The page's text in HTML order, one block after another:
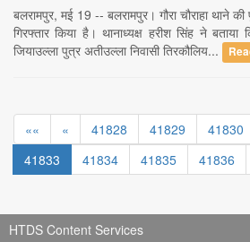
बलरामपुर, मई 19 -- बलरामपुर। गौरा चौराहा थाने
गिरफ्तार किया है। थानाध्यक्ष हरीश सिंह ने
जियाउल्ला पुत्र अतीउल्ला निवासी तिरकौलिय...
«« « 41828 41829 41830
41833
41834 41835 41836
HTDS Content Services